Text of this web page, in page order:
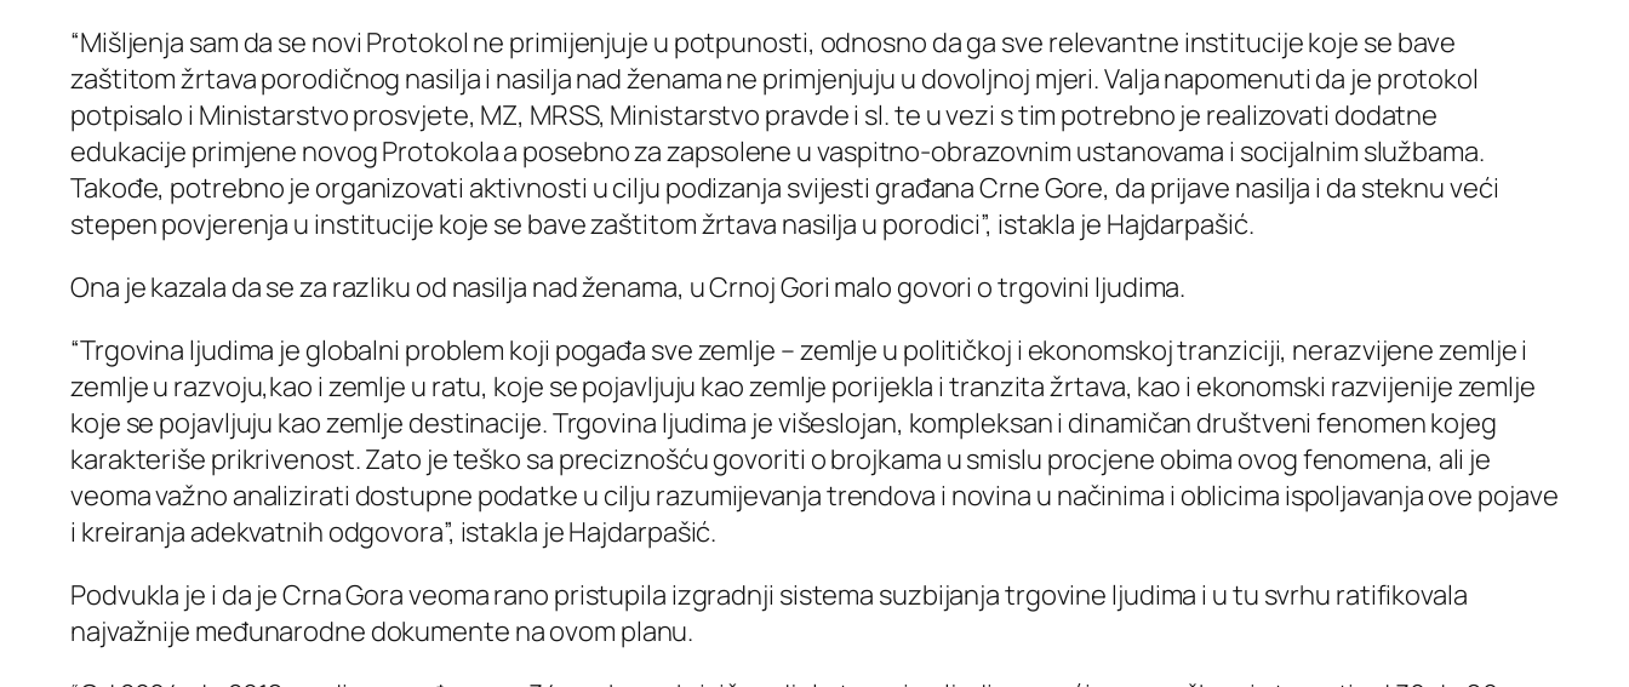
“Mišljenja sam da se novi Protokol ne primijenjuje u potpunosti, odnosno da ga sve relevantne institucije koje se bave
zaštitom žrtava porodičnog nasilja i nasilja nad ženama ne primjenjuju u dovoljnoj mjeri. Valja napomenuti da je protokol
potpisalo i Ministarstvo prosvjete, MZ, MRSS, Ministarstvo pravde i sl. te u vezi s tim potrebno je realizovati dodatne
edukacije primjene novog Protokola a posebno za zapsolene u vaspitno-obrazovnim ustanovama i socijalnim službama.
Takođe, potrebno je organizovati aktivnosti u cilju podizanja svijesti građana Crne Gore, da prijave nasilja i da steknu veći
stepen povjerenja u institucije koje se bave zaštitom žrtava nasilja u porodici”, istakla je Hajdarpašić.
Ona je kazala da se za razliku od nasilja nad ženama, u Crnoj Gori malo govori o trgovini ljudima.
“Trgovina ljudima je globalni problem koji pogađa sve zemlje – zemlje u političkoj i ekonomskoj tranziciji, nerazvijene zemlje i
zemlje u razvoju,kao i zemlje u ratu, koje se pojavljuju kao zemlje porijekla i tranzita žrtava, kao i ekonomski razvijenije zemlje
koje se pojavljuju kao zemlje destinacije. Trgovina ljudima je višeslojan, kompleksan i dinamičan društveni fenomen kojeg
karakteriše prikrivenost. Zato je teško sa preciznošću govoriti o brojkama u smislu procjene obima ovog fenomena, ali je
veoma važno analizirati dostupne podatke u cilju razumijevanja trendova i novina u načinima i oblicima ispoljavanja ove pojave
i kreiranja adekvatnih odgovora”, istakla je Hajdarpašić.
Podvukla je i da je Crna Gora veoma rano pristupila izgradnji sistema suzbijanja trgovine ljudima i u tu svrhu ratifikovala
najvažnije međunarodne dokumente na ovom planu.